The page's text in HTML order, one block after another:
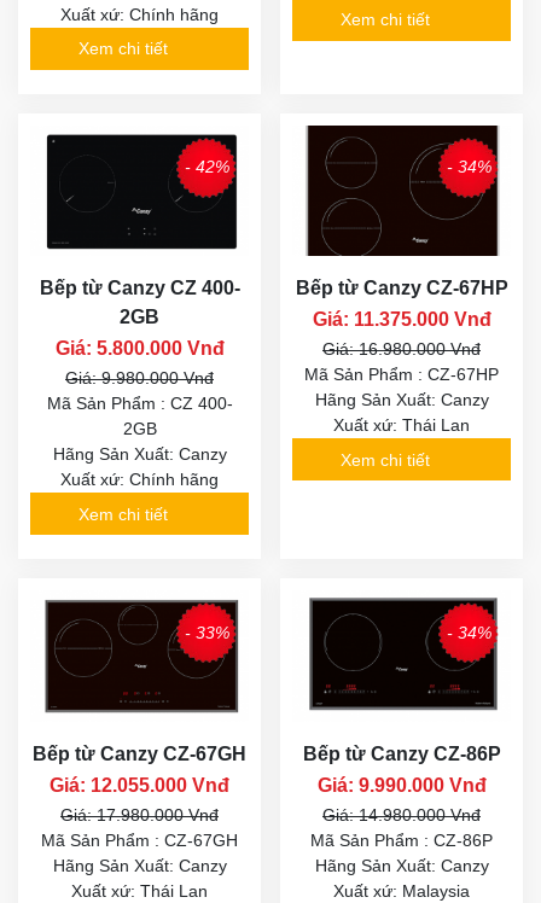
Xuất xứ: Chính hãng
Xem chi tiết
Xem chi tiết
- 42%
Bếp từ Canzy CZ 400-
2GB
Giá: 5.800.000 Vnđ
Giá: 9.980.000 Vnđ
Mã Sản Phẩm : CZ 400-
2GB
Hãng Sản Xuất: Canzy
Xuất xứ: Chính hãng
Xem chi tiết
- 34%
Bếp từ Canzy CZ-67HP
Giá: 11.375.000 Vnđ
Giá: 16.980.000 Vnđ
Mã Sản Phẩm : CZ-67HP
Hãng Sản Xuất: Canzy
Xuất xứ: Thái Lan
Xem chi tiết
- 33%
Bếp từ Canzy CZ-67GH
Giá: 12.055.000 Vnđ
Giá: 17.980.000 Vnđ
Mã Sản Phẩm : CZ-67GH
Hãng Sản Xuất: Canzy
Xuất xứ: Thái Lan
- 34%
Bếp từ Canzy CZ-86P
Giá: 9.990.000 Vnđ
Giá: 14.980.000 Vnđ
Mã Sản Phẩm : CZ-86P
Hãng Sản Xuất: Canzy
Xuất xứ: Malaysia